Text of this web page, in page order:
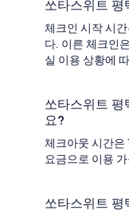
쏘타스위트 평
체크인 시작 시
다. 이른 체크인
실 이용 상황에
쏘타스위트 평
요?
체크아웃 시간은
요금으로 이용
쏘타스위트 평